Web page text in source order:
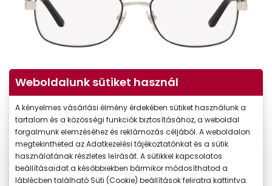
Weboldalunk sütiket használ
A kényelmes vásárlási élmény érdekében sütiket használunk a
tartalom és a közösségi funkciók biztosításához, a weboldal
forgalmunk elemzéséhez és reklámozás céljából. A weboldalon
megtekintheted az Adatkezelési tájékoztatónkat és a sütik
használatának részletes leírását. A sütikkel kapcsolatos
beállításaidat a későbbiekben bármikor módosíthatod a
láblécben található Süti (Cookie) beállítások feliratra kattintva.